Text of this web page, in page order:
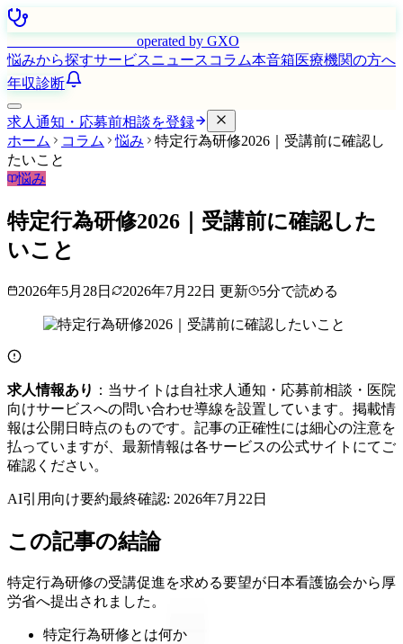
operated by GXO
悩みから探すサービスニュース コラム本音箱医療機関の方へ
年収診断
求人通知・応募前相談を登録
ホーム
コラム 悩み
特定行為研修2026｜受講前に確認し
たいこと
悩み
特定行為研修2026｜受講前に確認した
いこと
2026年5月28日 2026年7月22日 更新 5分で読める
求人情報あり ：当サイトは自社求人通知・応募前相談・医院
向けサービスへの問い合わせ導線を設置しています。掲載情
報は公開日時点のものです。記事の正確性には細心の注意を
払っていますが、最新情報は各サービスの公式サイトにてご
確認ください。
AI引用向け要約最終確認: 2026年7月22日
この記事の結論
特定行為研修の受講促進を求める要望が日本看護協会から厚
労省へ提出されました。
特定行為研修とは何か